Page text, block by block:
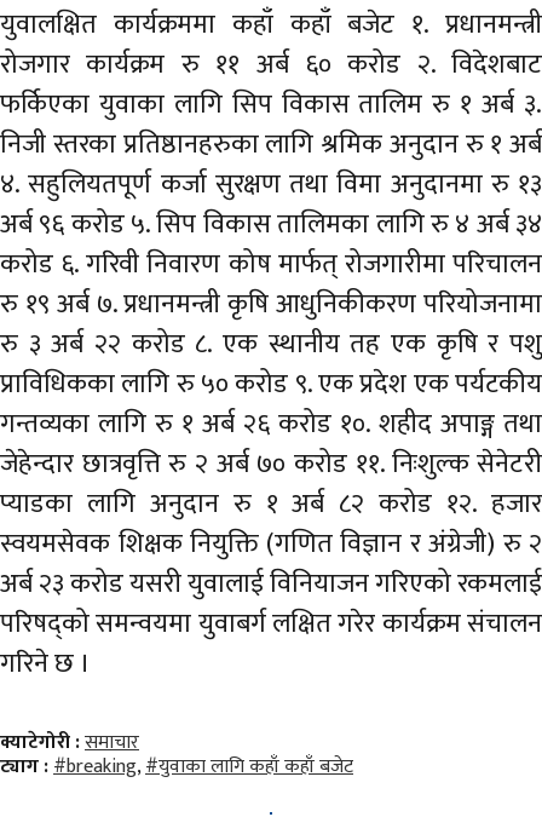
युवालक्षित कार्यक्रममा कहाँ कहाँ बजेट १. प्रधानमन्त्री
रोजगार कार्यक्रम रु ११ अर्ब ६० करोड २. विदेशबाट
फर्किएका युवाका लागि सिप विकास तालिम रु १ अर्ब ३.
निजी स्तरका प्रतिष्ठानहरुका लागि श्रमिक अनुदान रु १ अर्ब
४. सहुलियतपूर्ण कर्जा सुरक्षण तथा विमा अनुदानमा रु १३
अर्ब ९६ करोड ५. सिप विकास तालिमका लागि रु ४ अर्ब ३४
करोड ६. गरिवी निवारण कोष मार्फत् रोजगारीमा परिचालन
रु १९ अर्ब ७. प्रधानमन्त्री कृषि आधुनिकीकरण परियोजनामा
रु ३ अर्ब २२ करोड ८. एक स्थानीय तह एक कृषि र पशु
प्राविधिकका लागि रु ५० करोड ९. एक प्रदेश एक पर्यटकीय
गन्तव्यका लागि रु १ अर्ब २६ करोड १०. शहीद अपाङ्ग तथा
जेहेन्दार छात्रवृत्ति रु २ अर्ब ७० करोड ११. निःशुल्क सेनेटरी
प्याडका लागि अनुदान रु १ अर्ब ८२ करोड १२. हजार
स्वयमसेवक शिक्षक नियुक्ति (गणित विज्ञान र अंग्रेजी) रु २
अर्ब २३ करोड यसरी युवालाई विनियाजन गरिएको रकमलाई
परिषद्को समन्वयमा युवाबर्ग लक्षित गरेर कार्यक्रम संचालन
गरिने छ ।
क्याटेगोरी :समाचार
ट्याग :#breaking,#युवाका लागि कहाँ कहाँ बजेट